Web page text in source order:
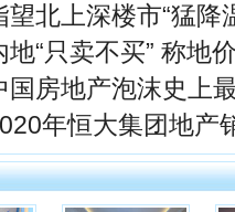
北上深楼市“猛降
“只卖不买” 称地
国房地产泡沫史上
年恒大集团地产